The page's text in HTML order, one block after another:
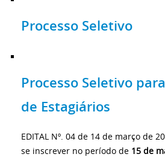
Processo Seletivo
Processo Seletivo
de Estagiários
EDITAL Nº. 04 de 14 de março de
se inscrever no período de 15 de